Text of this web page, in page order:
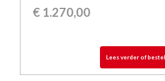
€1.270,00
Lees verder of bestel